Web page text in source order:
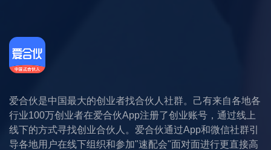
爱合伙是中国最大的创业者找合伙人社群。己有来自各地各
行业100万创业者在爱合伙App注册了创业账号，通过线上
线下的方式寻找创业合伙人。爱合伙通过App和微信社群引
导各地用户在线下组织和参加"速配会"面对面进行更直接高